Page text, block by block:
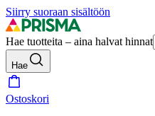
Siirry suoraan sisältöön
Hae tuotteita – aina halvat hinnat
Hae
Ostoskori